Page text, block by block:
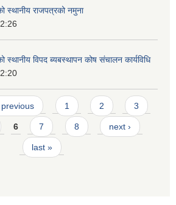
स्थानीय राजपत्रको नमुना
स्थानीय विपद ब्यबस्थापन कोष संचालन कार्यविधि
previous 1 2 3
6 7 8 next ›
last »